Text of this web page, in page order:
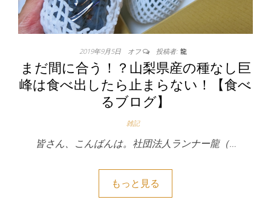
2019年9月5日 オフ 投稿者: 龍
まだ間に合う！？山梨県産の種なし巨
峰は食べ出したら止まらない！【食べ
るブログ】
雑記
皆さん、こんばんは。社団法人ランナー龍（…
もっと見る